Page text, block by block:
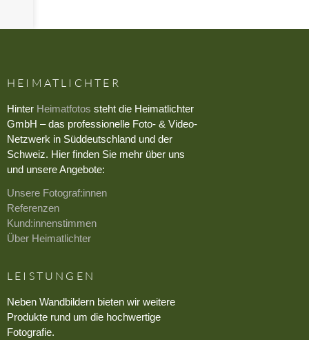
HEIMATLICHTER
Hinter Heimatfotos steht die Heimatlichter
GmbH – das professionelle Foto- & Video-
Netzwerk in Süddeutschland und der
Schweiz. Hier finden Sie mehr über uns
und unsere Angebote:
Unsere Fotograf:innen
Referenzen
Kund:innenstimmen
Über Heimatlichter
LEISTUNGEN
Neben Wandbildern bieten wir weitere
Produkte rund um die hochwertige
Fotografie.